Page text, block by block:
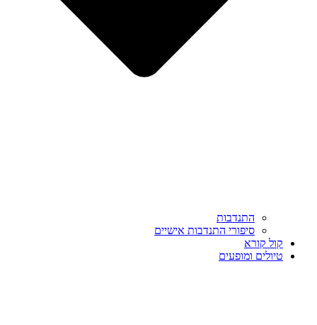
התנדבות
סיפורי התנדבות אישיים
קול קורא
טיולים ומופעים